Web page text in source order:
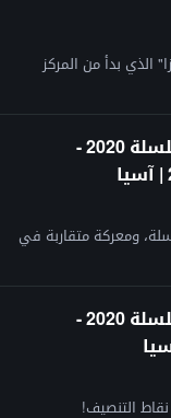
الذي بدأ من المركز
"FIA GT Championships" ضمن سلسلة 2020 -
ومعركة متقاربة في
"FIA GT Championships" ضمن سلسلة 2020 -
التنصيف!